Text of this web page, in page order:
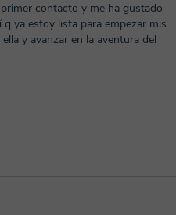
contacto y me ha gustado
q ya estoy lista para empezar mis
y avanzar en la aventura del